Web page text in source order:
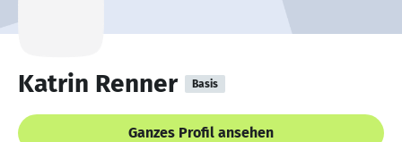
Katrin Renner Basis
Ganzes Profil ansehen